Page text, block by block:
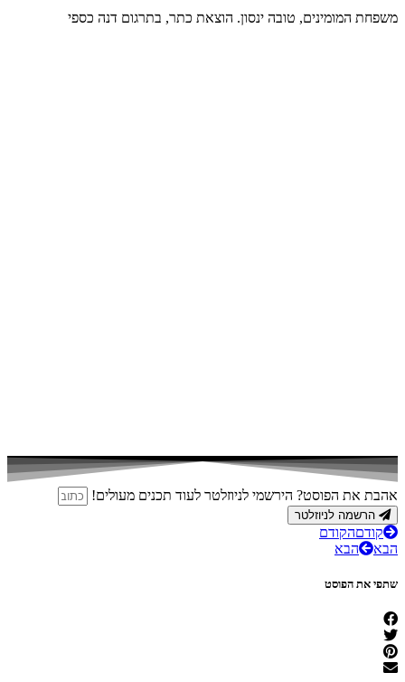
משפחת המומינים, טובה ינסון. הוצאת כתר, בתרגום דנה כספי
אהבת את הפוסט? הירשמי לניוזלטר לעוד תכנים מעולים!
הרשמה לניוזלטר
קודםהקודם
הבא
הבא
שתפי את הפוסט